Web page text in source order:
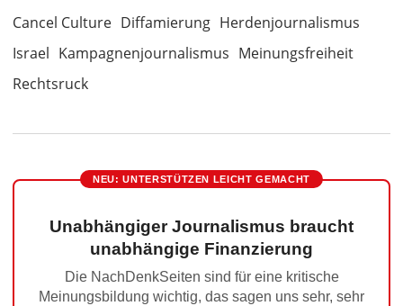
Cancel Culture Diffamierung Herdenjournalismus
Israel Kampagnenjournalismus Meinungsfreiheit
Rechtsruck
NEU: UNTERSTÜTZEN LEICHT GEMACHT
Unabhängiger Journalismus braucht
unabhängige Finanzierung
Die NachDenkSeiten sind für eine kritische
Meinungsbildung wichtig, das sagen uns sehr, sehr